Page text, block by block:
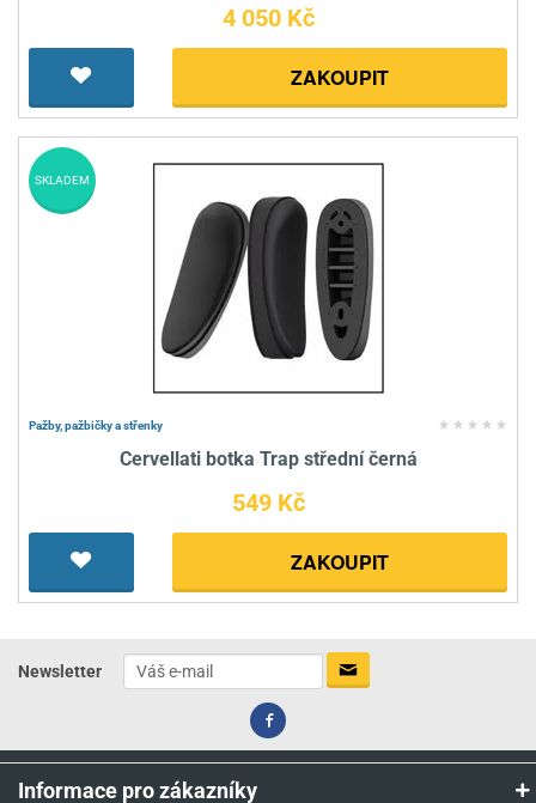
4 050 Kč
ZAKOUPIT
Pažby, pažbičky a střenky
Cervellati botka Trap střední černá
549 Kč
ZAKOUPIT
SKLADEM
Newsletter
Informace pro zákazníky